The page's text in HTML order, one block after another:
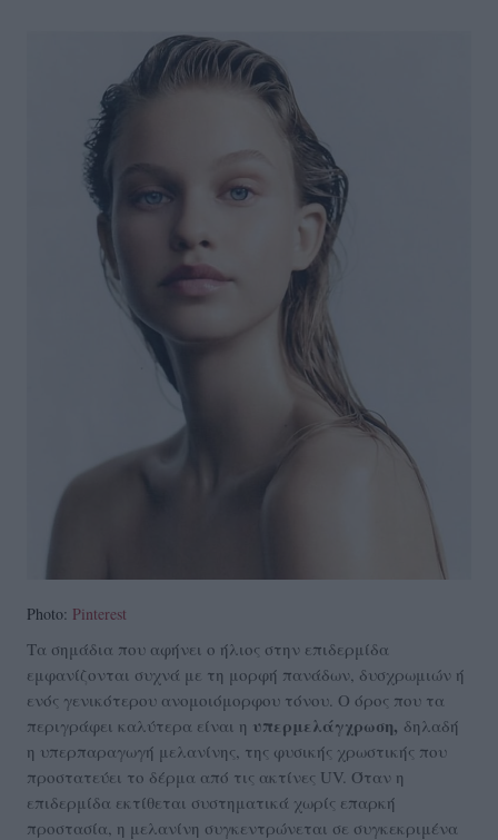
Photo: Pinterest
Τα σημάδια που αφήνει ο ήλιος στην επιδερμίδα
εμφανίζονται συχνά με τη μορφή πανάδων, δυσχρωμιών ή
ενός γενικότερου ανομοιόμορφου τόνου. Ο όρος που τα
περιγράφει καλύτερα είναι η υπερμελάγχρωση, δηλαδή
η υπερπαραγωγή μελανίνης, της φυσικής χρωστικής που
προστατεύει το δέρμα από τις ακτίνες UV. Όταν η
επιδερμίδα εκτίθεται συστηματικά χωρίς επαρκή
προστασία, η μελανίνη συγκεντρώνεται σε συγκεκριμένα